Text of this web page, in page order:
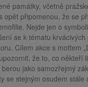
památky, včetně
opět připomenou, že se
Nejde jen o
se k tématu krvácivých
Cílem akce s mottem
že to, co někteří
jako samozřejmý
se stejným osudem stále